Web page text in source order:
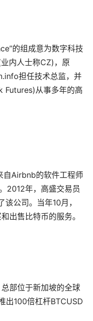
的组成意为数字科技
内人士称CZ)，原
担任技术总监，并
Futures)从事多年的高
自Airbnb的软件工程师
2012年，高盛交易员
公司。当年10月，
出售比特币的服务。
部位于新加坡的全球
出100倍杠杆BTCUSD